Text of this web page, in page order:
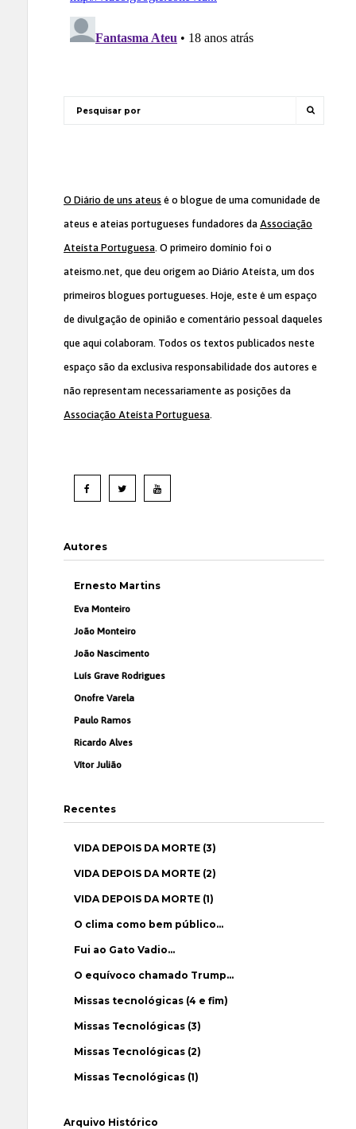
O Diário de uns ateus é o blogue de uma comunidade de
ateus e ateias portugueses fundadores da Associação
Ateísta Portuguesa. O primeiro domínio foi o
ateismo.net, que deu origem ao Diário Ateísta, um dos
primeiros blogues portugueses. Hoje, este é um espaço
de divulgação de opinião e comentário pessoal daqueles
que aqui colaboram. Todos os textos publicados neste
espaço são da exclusiva responsabilidade dos autores e
não representam necessariamente as posições da
Associação Ateísta Portuguesa.
Autores
Ernesto Martins
Eva Monteiro
João Monteiro
João Nascimento
Luís Grave Rodrigues
Onofre Varela
Paulo Ramos
Ricardo Alves
Vítor Julião
Recentes
VIDA DEPOIS DA MORTE (3)
VIDA DEPOIS DA MORTE (2)
VIDA DEPOIS DA MORTE (1)
O clima como bem público…
Fui ao Gato Vadio…
O equívoco chamado Trump…
Missas tecnológicas (4 e fim)
Missas Tecnológicas (3)
Missas Tecnológicas (2)
Missas Tecnológicas (1)
Arquivo Histórico